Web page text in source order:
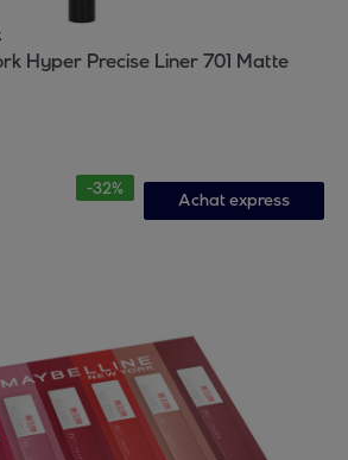
Hyper Precise Liner 701 Matte
-32%
Achat express